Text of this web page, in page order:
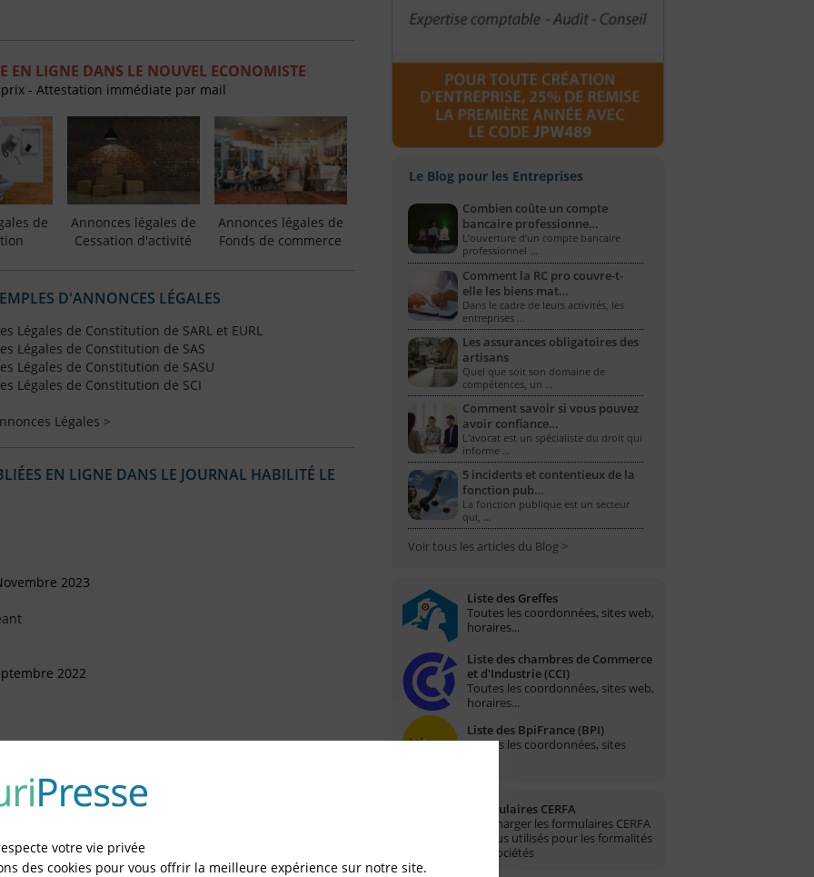
EN LIGNE DANS LE NOUVEL ECONOMISTE
- Attestation immédiate par mail
de
Annonces légales de
Cessation d'activité
Annonces légales de
Fonds de commerce
D'ANNONCES LÉGALES
Légales de Constitution de SARL et EURL
Légales de Constitution de SAS
Légales de Constitution de SASU
Légales de Constitution de SCI
Légales >
EN LIGNE DANS LE JOURNAL HABILITÉ LE
2023
2022
2021
(SASU)
2020
Le Blog pour les Entreprises
Combien coûte un compte
bancaire professionne…
L’ouverture d’un compte bancaire
professionnel …
Comment la RC pro couvre-t-
elle les biens mat…
Dans le cadre de leurs activités, les
entreprises …
Les assurances obligatoires des
artisans
Quel que soit son domaine de
compétences, un …
Comment savoir si vous pouvez
avoir confiance…
L'avocat est un spécialiste du droit qui
informe …
5 incidents et contentieux de la
fonction pub…
La fonction publique est un secteur
qui, …
Voir tous les articles du Blog >
Liste des Greffes
Toutes les coordonnées, sites web,
horaires...
Liste des chambres de Commerce
et d'Industrie (CCI)
Toutes les coordonnées, sites web,
horaires...
Liste des BpiFrance (BPI)
Toutes les coordonnées, sites
Formulaires CERFA
Télécharger les formulaires CERFA
les plus utilisés pour les formalités
des sociétés
votre vie privée
des cookies pour vous offrir la meilleure expérience sur notre site.